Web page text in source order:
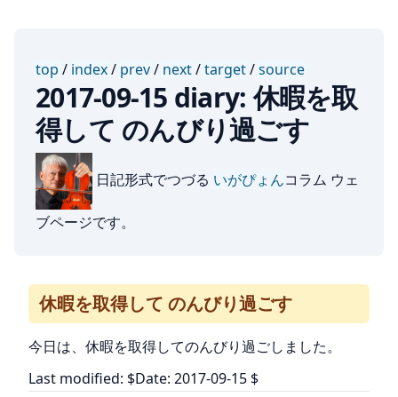
top / index/ prev/ next/target/source
2017-09-15 diary: 休暇を取
得して のんびり過ごす
日記形式でつづる いがぴょんコラム ウェ
ブページです。
休暇を取得して のんびり過ごす
今日は、休暇を取得してのんびり過ごしました。
Last modified: $Date: 2017-09-15 $